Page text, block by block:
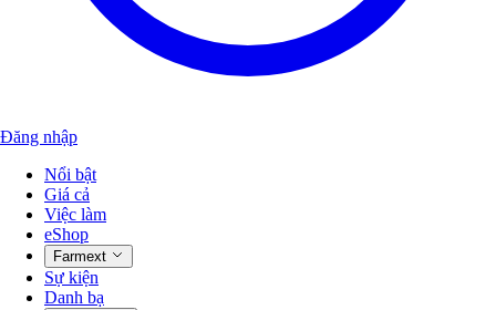
Đăng nhập
Nổi bật
Giá cả
Việc làm
eShop
Farmext
Sự kiện
Danh bạ